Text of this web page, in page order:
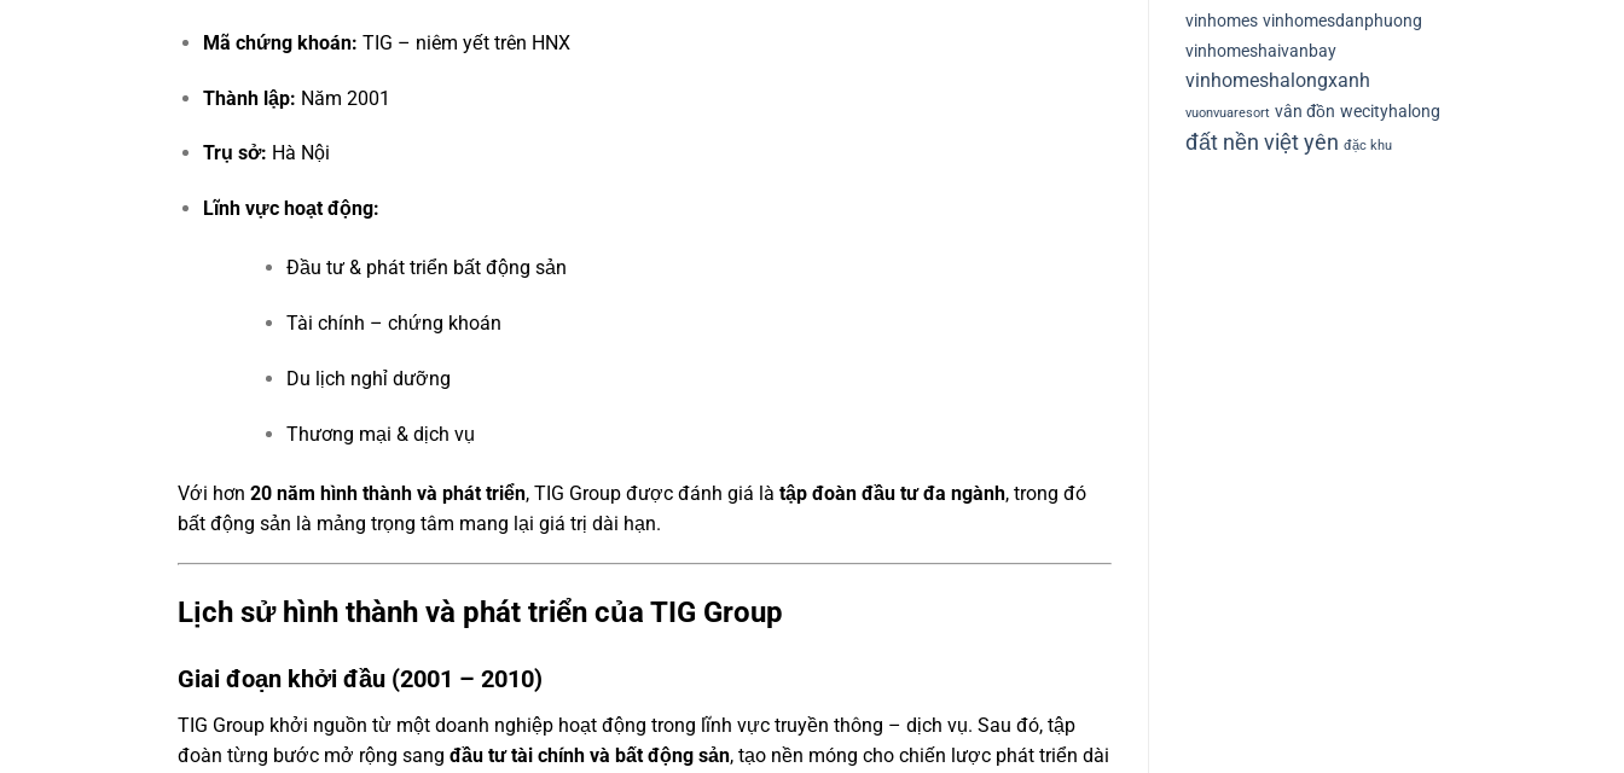
Mã chứng khoán: TIG – niêm yết trên HNX
Thành lập: Năm 2001
Trụ sở: Hà Nội
Lĩnh vực hoạt động:
Đầu tư & phát triển bất động sản
Tài chính – chứng khoán
Du lịch nghỉ dưỡng
Thương mại & dịch vụ
Với hơn 20 năm hình thành và phát triển, TIG Group được đánh giá là tập đoàn đầu tư đa ngành, trong đó
bất động sản là mảng trọng tâm mang lại giá trị dài hạn.
Lịch sử hình thành và phát triển của TIG Group
Giai đoạn khởi đầu (2001 – 2010)
TIG Group khởi nguồn từ một doanh nghiệp hoạt động trong lĩnh vực truyền thông – dịch vụ. Sau đó, tập
đoàn từng bước mở rộng sang đầu tư tài chính và bất động sản, tạo nền móng cho chiến lược phát triển dài
vinhomes vinhomesdanphuong
vinhomeshaivanbay
vinhomeshalongxanh
vuonvuaresort vân đồn wecityhalong
đất nền việt yên đặc khu